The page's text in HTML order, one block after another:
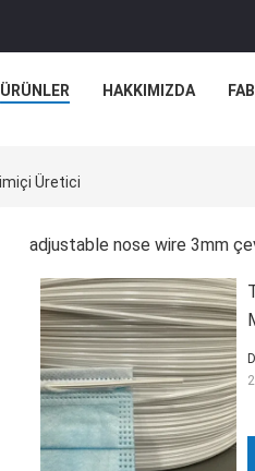
ÜRÜNLER HAKKIMIZDA
Üretici
adjustable nose wire 3mm